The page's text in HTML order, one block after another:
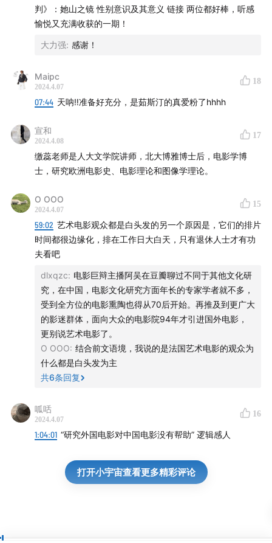
判》：她山之镜 性别意识及其意义 链接 两位都好棒，听感
愉悦又充满收获的一期！
大力强: 感谢！
Maipc
2024.4.07
18
07:44 天呐‼️准备好充分，是茹斯汀的真爱粉了hhhh
宣和
2024.4.08
17
缴蕊老师是人大文学院讲师，北大博雅博士后，电影学博
士，研究欧洲电影史、电影理论和图像学理论。
O OOO
2024.4.07
15
59:02
时间都很边缘化，排在工作日大白天，只有退休人士才有功
夫看吧
dlxqzc: 电影巨辩主播阿吴在豆瓣聊过不同于其他文化研
究，在中国，电影文化研究方面年长的专家学者就不多，
受到全方位的电影熏陶也得从70后开始。再推及到更广大
的影迷群体，面向大众的电影院94年才引进国外电影，
更别说艺术电影了。
O OOO: 结合前文语境，我说的是法国艺术电影的观众为
什么都是白头发为主
共6条回复
呱咶
2024.4.07
16
1:04:01 “研究外国电影对中国电影没有帮助” 逻辑感人
打开小宇宙查看更多精彩评论